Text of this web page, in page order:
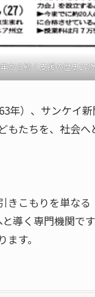
から続く支援の歴史27
年）、サンケイ
もたちを、社会
きこもりを単な
導く専門機関で
す。